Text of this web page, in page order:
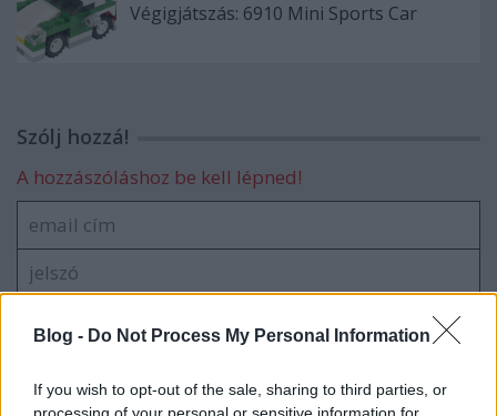
Blog - Do Not Process My Personal Information
If you wish to opt-out of the sale, sharing to third parties, or
processing of your personal or sensitive information for
Végigjátszás: 6910 Mini Sports Car
Szólj hozzá!
A hozzászóláshoz be kell lépned!
VAGY